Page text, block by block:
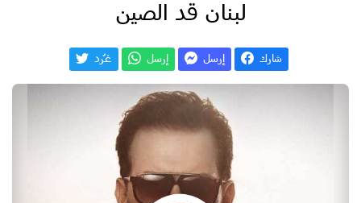
لبنان قد الصين
شارك إرسل إرسل غـّرد